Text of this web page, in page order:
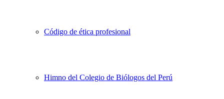
Código de ética profesional
Himno del Colegio de Biólogos del Perú